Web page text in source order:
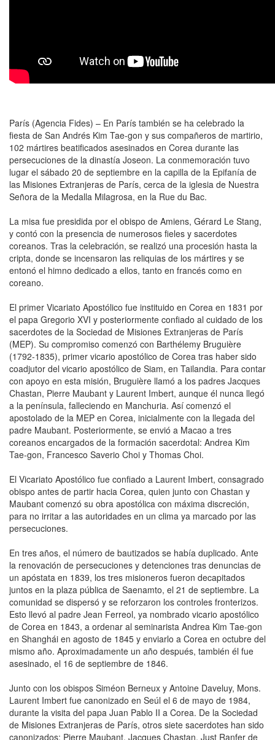
París (Agencia Fides) – En París también se ha celebrado la
fiesta de San Andrés Kim Tae-gon y sus compañeros de martirio,
102 mártires beatificados asesinados en Corea durante las
persecuciones de la dinastía Joseon. La conmemoración tuvo
lugar el sábado 20 de septiembre en la capilla de la Epifanía de
las Misiones Extranjeras de París, cerca de la iglesia de Nuestra
Señora de la Medalla Milagrosa, en la Rue du Bac.
La misa fue presidida por el obispo de Amiens, Gérard Le Stang,
y contó con la presencia de numerosos fieles y sacerdotes
coreanos. Tras la celebración, se realizó una procesión hasta la
cripta, donde se incensaron las reliquias de los mártires y se
entonó el himno dedicado a ellos, tanto en francés como en
coreano.
El primer Vicariato Apostólico fue instituido en Corea en 1831 por
el papa Gregorio XVI y posteriormente confiado al cuidado de los
sacerdotes de la Sociedad de Misiones Extranjeras de París
(MEP). Su compromiso comenzó con Barthélemy Bruguière
(1792-1835), primer vicario apostólico de Corea tras haber sido
coadjutor del vicario apostólico de Siam, en Tailandia. Para contar
con apoyo en esta misión, Bruguière llamó a los padres Jacques
Chastan, Pierre Maubant y Laurent Imbert, aunque él nunca llegó
a la península, falleciendo en Manchuria. Así comenzó el
apostolado de la MEP en Corea, inicialmente con la llegada del
padre Maubant. Posteriormente, se envió a Macao a tres
coreanos encargados de la formación sacerdotal: Andrea Kim
Tae-gon, Francesco Saverio Choi y Thomas Choi.
El Vicariato Apostólico fue confiado a Laurent Imbert, consagrado
obispo antes de partir hacia Corea, quien junto con Chastan y
Maubant comenzó su obra apostólica con máxima discreción,
para no irritar a las autoridades en un clima ya marcado por las
persecuciones.
En tres años, el número de bautizados se había duplicado. Ante
la renovación de persecuciones y detenciones tras denuncias de
un apóstata en 1839, los tres misioneros fueron decapitados
juntos en la plaza pública de Saenamto, el 21 de septiembre. La
comunidad se dispersó y se reforzaron los controles fronterizos.
Esto llevó al padre Jean Ferreol, ya nombrado vicario apostólico
de Corea en 1843, a ordenar al seminarista Andrea Kim Tae-gon
en Shanghái en agosto de 1845 y enviarlo a Corea en octubre del
mismo año. Aproximadamente un año después, también él fue
asesinado, el 16 de septiembre de 1846.
Junto con los obispos Siméon Berneux y Antoine Daveluy, Mons.
Laurent Imbert fue canonizado en Seúl el 6 de mayo de 1984,
durante la visita del papa Juan Pablo II a Corea. De la Sociedad
de Misiones Extranjeras de París, otros siete sacerdotes han sido
canonizados: Pierre Maubant, Jacques Chastan, Just Ranfer de